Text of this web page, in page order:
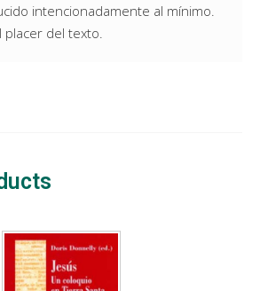
intencionadamente al mínimo.
placer del texto.